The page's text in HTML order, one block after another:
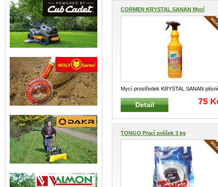
CORMEN KRYSTAL SANAN Mycí
pros...
Mycí prostředek KRYSTAL SANAN
1L Obsahuje aktivní chlor, který
...
Detail 75
TONGO Prací prášek 3 kg